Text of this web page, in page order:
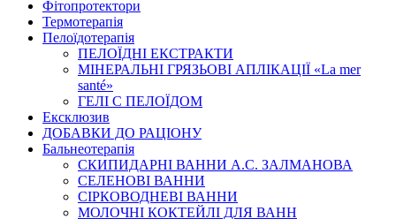
Фітопротектори
Термотерапія
Пелоїдотерапія
ПЕЛОЇДНІ ЕКСТРАКТИ
МІНЕРАЛЬНІ ГРЯЗЬОВІ АПЛІКАЦІЇ «La mer
santé»
ГЕЛІ С ПЕЛОЇДОМ
Ексклюзив
ДОБАВКИ ДО РАЦІОНУ
Бальнеотерапія
СКИПИДАРНІ ВАННИ А.С. ЗАЛМАНОВА
СЕЛЕНОВІ ВАННИ
СІРКОВОДНЕВІ ВАННИ
МОЛОЧНІ КОКТЕЙЛІ ДЛЯ ВАНН